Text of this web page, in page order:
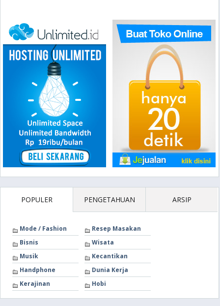
POPULER PENGETAHUAN ARSIP
Mode / Fashion
Resep Masakan
Bisnis
Wisata
Musik
Kecantikan
Handphone
Dunia Kerja
Kerajinan
Hobi